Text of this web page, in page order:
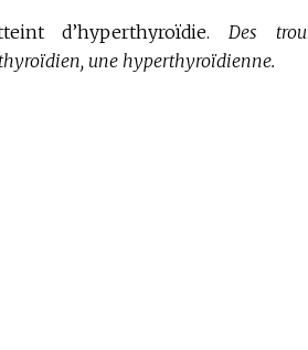
d’hyperthyroïdie.
Des
une hyperthyroïdienne.